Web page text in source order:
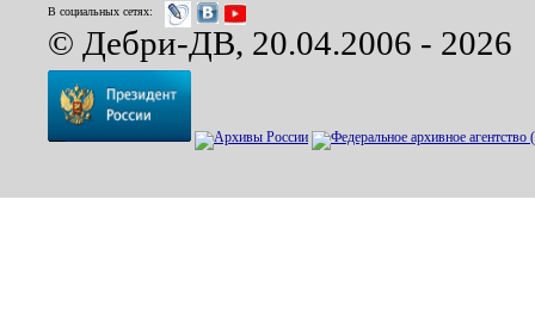
В социальных сетях:
© Дебри-ДВ, 20.04.2006 - 2026